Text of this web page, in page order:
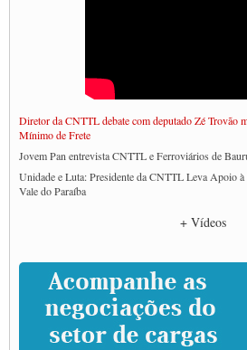
Diretor da CNTTL debate com deputado Zé Trovão
Mínimo de Frete
Jovem Pan entrevista CNTTL e Ferroviários de
Unidade e Luta: Presidente da CNTTL Leva Apoio
Vale do Paraíba
Caminhoneiros prometem paralisação e cobram
CNTTL e lideranças de caminhoneiros participam de
rodovias
Paulinho e Litti debatem política global para
SUTCRA no Uruguai
+ Vídeos